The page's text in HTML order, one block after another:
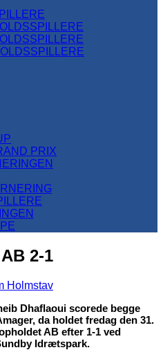
PRIX
2-1
Holmstav
Dhaflaoui scorede begge
da holdet fredag den 31.
AB efter 1-1 ved
Idrætspark.